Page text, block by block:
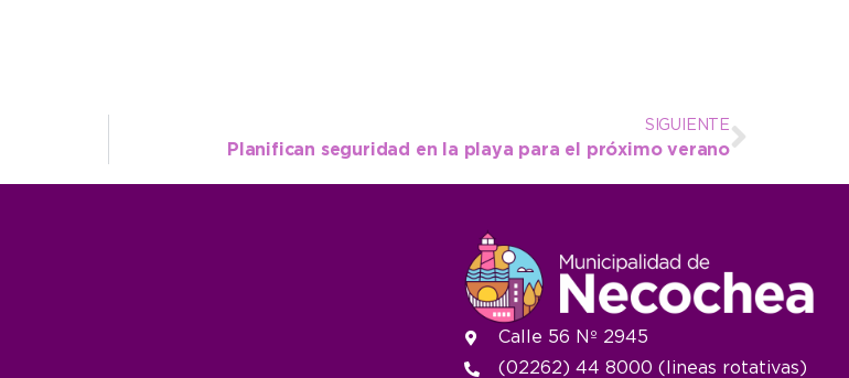
SIGUIENTE
Planifican seguridad en la playa para el próximo verano
Calle 56 Nº 2945
(02262) 44 8000 (lineas rotativas)